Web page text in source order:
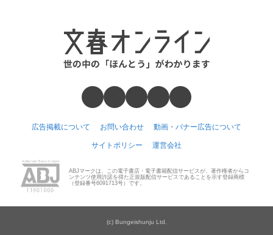
広告掲載について お問い合わせ 動画・バナー広告について
サイトポリシー 運営会社
ABJマークは、この電子書店・電子書籍配信サービスが、著作権者からコ
ンテンツ使用許諾を得た正規版配信サービスであることを示す登録商標
（登録番号6091713号）です。
(c) Bungeishunju Ltd.